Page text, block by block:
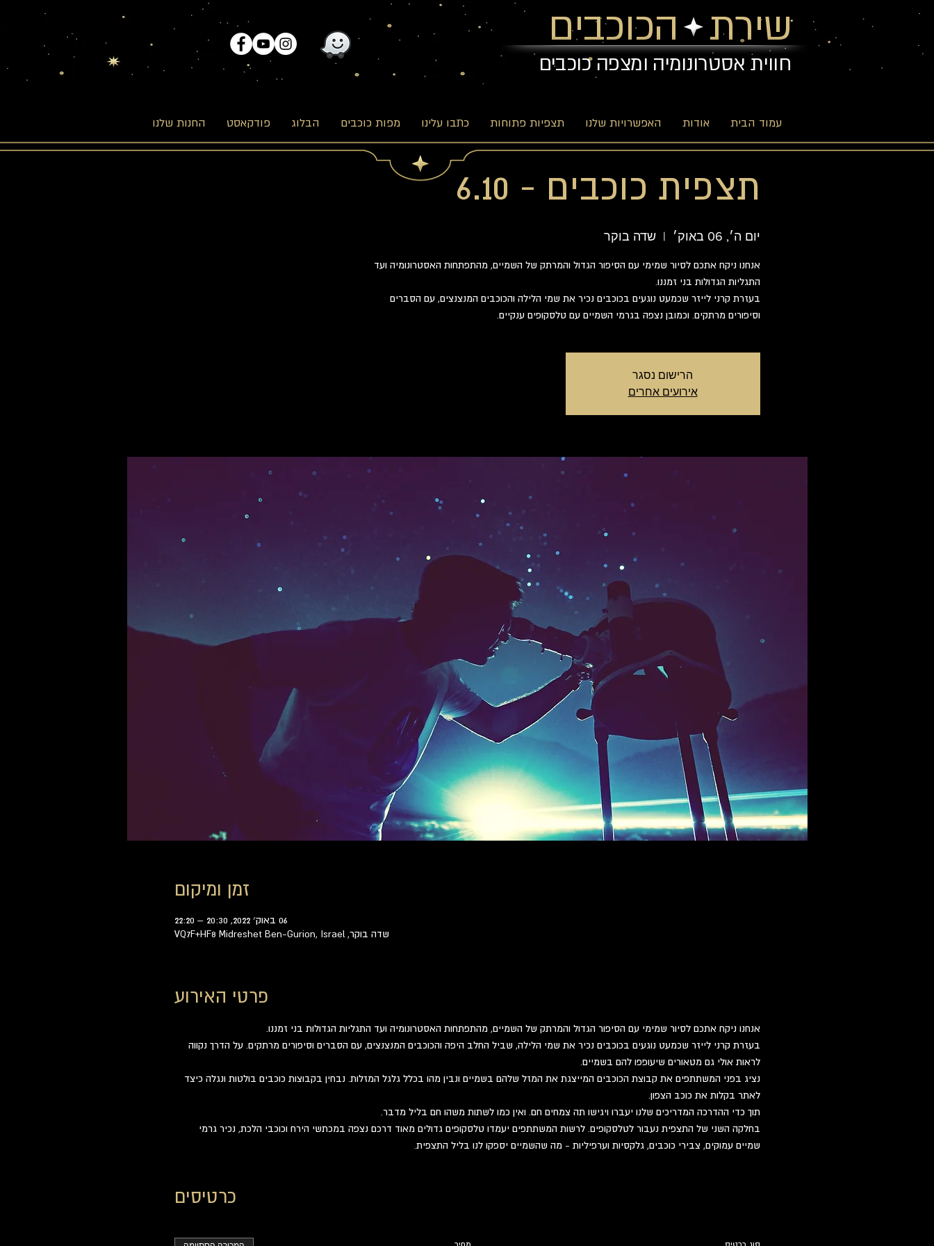
שירת הכוכבים
חווית אסטרונומיה ומצפה כוכבים
עמוד הבית אודות האפשרויות שלנו תצפיות פתוחות כתבו עלינו מפות כוכבים הבלוג פודקאסט החנות שלנו
תצפית כוכבים - 6.10
יום ה׳, 06 באוק׳
  |
שדה בוקר
אנחנו ניקח אתכם לסיור שמימי עם הסיפור הגדול והמרתק של השמיים, מהתפתחות האסטרונומיה ועד
בעזרת קרני לייזר שכמעט נוגעים בכוכבים נכיר את שמי הלילה והכוכבים המנצנצים, עם הסברים
וסיפורים מרתקים. וכמובן נצפה בגרמי השמיים עם טלסקופים ענקיים.
הרישום נסגר
אירועים אחרים
זמן ומיקום
06 באוק׳ 2022, 20:30 – 22:20
שדה בוקר, VQ7F+HF8 Midreshet Ben-Gurion, Israel
פרטי האירוע
אנחנו ניקח אתכם לסיור שמימי עם הסיפור הגדול והמרתק של השמיים, מהתפתחות האסטרונומיה ועד התגליות הגדולות בני זמננו.
בעזרת קרני לייזר שכמעט נוגעים בכוכבים נכיר את שמי הלילה, שביל החלב היפה והכוכבים המנצנצים, עם הסברים וסיפורים מרתקים. על הדרך נקווה
לראות אולי גם מטאורים שיעופפו להם בשמיים.
נציג בפני המשתתפים את קבוצת הכוכבים המייצגת את המזל שלהם בשמיים ונבין מהו בכלל גלגל המזלות. נבחין בקבוצות כוכבים בולטות ונגלה כיצד
לאתר בקלות את כוכב הצפון.
תוך כדי ההדרכה המדריכים שלנו יעברו ויגישו תה צמחים חם. ואין כמו לשתות משהו חם בליל מדבר.
בחלקה השני של התצפית נעבור לטלסקופים. לרשות המשתתפים יעמדו טלסקופים גדולים מאוד דרכם נצפה במכתשי הירח וכוכבי הלכת, נכיר גרמי
שמיים עמוקים, צבירי כוכבים, גלקסיות וערפיליות - מה שהשמיים יספקו לנו בליל התצפית.
כרטיסים